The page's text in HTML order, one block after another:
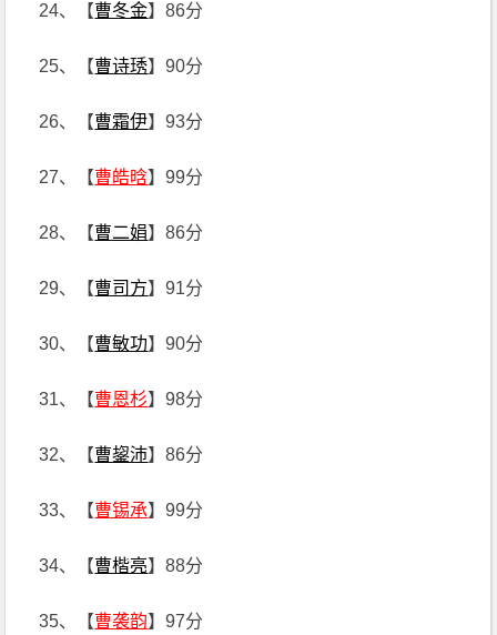
24、【曹冬金】86分
25、【曹诗琇】90分
26、【曹霜伊】93分
27、【曹皓晗】99分
28、【曹二娟】86分
29、【曹司方】91分
30、【曹敏功】90分
31、【曹恩杉】98分
32、【曹鋆沛】86分
33、【曹锡承】99分
34、【曹楷亮】88分
35、【曹袭韵】97分